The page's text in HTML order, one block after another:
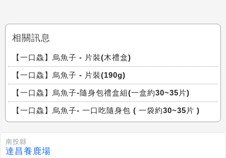
相關訊息
【一口鱻】烏魚子 - 片裝(木禮盒)
【一口鱻】烏魚子 - 片裝(190g)
【一口鱻】烏魚子-隨身包禮盒組(一盒約30~35片)
【一口鱻】烏魚子- 一口吃隨身包 ( 一袋約30~35片 )
南投縣
達昌養鹿場